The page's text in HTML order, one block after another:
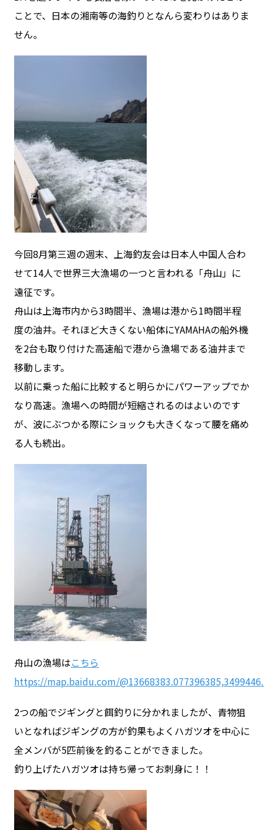
ことで、日本の湘南等の海釣りとなんら変わりはありま
せん。
今回8月第三週の週末、上海釣友会は日本人中国人合わ
せて14人で世界三大漁場の一つと言われる「舟山」に
遠征です。
舟山は上海市内から3時間半、漁場は港から1時間半程
度の油井。それほど大きくない船体にYAMAHAの船外機
を2台も取り付けた高速船で港から漁場である油井まで
移動します。
以前に乗った船に比較すると明らかにパワーアップでか
なり高速。漁場への時間が短縮されるのはよいのです
が、波にぶつかる際にショックも大きくなって腰を痛め
る人も続出。
舟山の漁場はこちら
https://map.baidu.com/
2つの船でジギングと餌釣りに分かれましたが、青物狙
いとなればジギングの方が釣果もよくハガツオを中心に
全メンバが5匹前後を釣ることができました。
釣り上げたハガツオは持ち帰ってお刺身に！！